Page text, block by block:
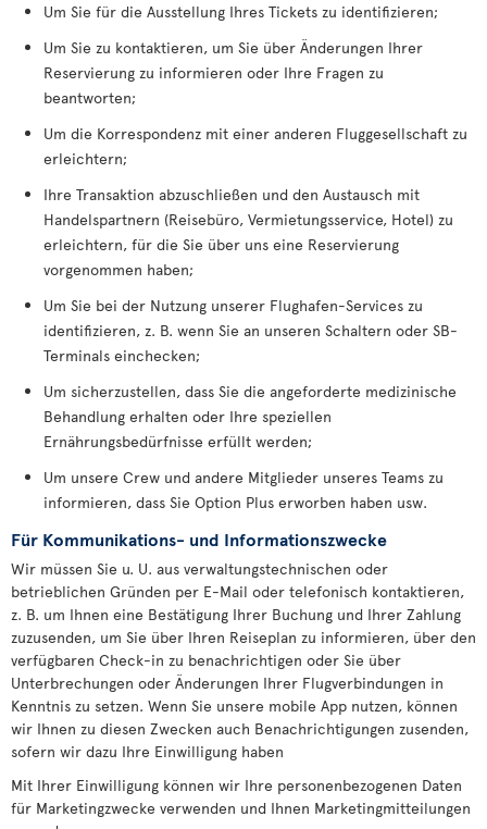
Um Sie für die Ausstellung Ihres Tickets zu identifizieren;
Um Sie zu kontaktieren, um Sie über Änderungen Ihrer
Reservierung zu informieren oder Ihre Fragen zu
beantworten;
Um die Korrespondenz mit einer anderen Fluggesellschaft zu
erleichtern;
Ihre Transaktion abzuschließen und den Austausch mit
Handelspartnern (Reisebüro, Vermietungsservice, Hotel) zu
erleichtern, für die Sie über uns eine Reservierung
vorgenommen haben;
Um Sie bei der Nutzung unserer Flughafen-Services zu
identifizieren, z. B. wenn Sie an unseren Schaltern oder SB-
Terminals einchecken;
Um sicherzustellen, dass Sie die angeforderte medizinische
Behandlung erhalten oder Ihre speziellen
Ernährungsbedürfnisse erfüllt werden;
Um unsere Crew und andere Mitglieder unseres Teams zu
informieren, dass Sie Option Plus erworben haben usw.
Für Kommunikations- und Informationszwecke
Wir müssen Sie u. U. aus verwaltungstechnischen oder
betrieblichen Gründen per E-Mail oder telefonisch kontaktieren,
z. B. um Ihnen eine Bestätigung Ihrer Buchung und Ihrer Zahlung
zuzusenden, um Sie über Ihren Reiseplan zu informieren, über den
verfügbaren Check-in zu benachrichtigen oder Sie über
Unterbrechungen oder Änderungen Ihrer Flugverbindungen in
Kenntnis zu setzen. Wenn Sie unsere mobile App nutzen, können
wir Ihnen zu diesen Zwecken auch Benachrichtigungen zusenden,
sofern wir dazu Ihre Einwilligung haben
Mit Ihrer Einwilligung können wir Ihre personenbezogenen Daten
für Marketingzwecke verwenden und Ihnen Marketingmitteilungen